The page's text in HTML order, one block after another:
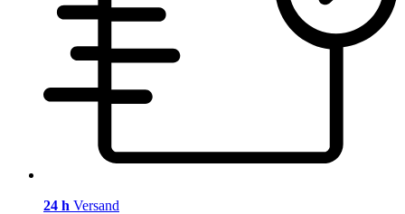
24 h Versand